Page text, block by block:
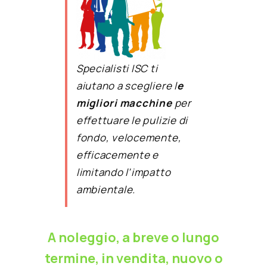
Specialisti ISC ti
aiutano a scegliere le
migliori macchine per
effettuare le pulizie di
fondo, velocemente,
efficacemente e
limitando l’impatto
ambientale.
A noleggio, a breve o lungo
termine, in vendita, nuovo o